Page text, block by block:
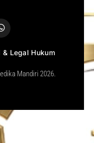
& Legal Hukum
Mandiri 2026.